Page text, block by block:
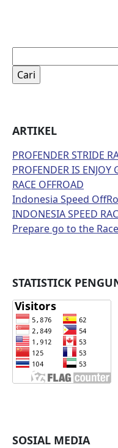
untuk:
ARTIKEL
PROFENDER STRIDE
PROFENDER IS
RACE OFFROAD
Indonesia Speed
INDONESIA SPEED
Prepare go to the Race
STATISTICK
SOSIAL MEDIA